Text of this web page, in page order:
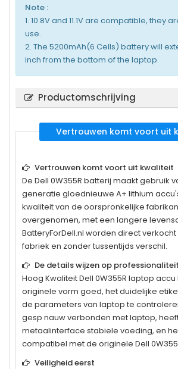
Note :
1. 10.8V and 11.1V are compatible, they
use.
2. The 5200mAh(6 Cells) battery will
inch from the bottom of the laptop.
Productomschrijving
Vertrouwen komt voort uit
Vertrouwen komt voort uit kwaliteit
De Dell 0W355R batterij maakt gebruik
generatie gloednieuwe A+ lithium
kwaliteit van de oorspronkelijke
overgenomen, met een langere
BatteryForDell.nl worden direct
fabriek en zonder tussentijds verschil.
De details wijzen op professionaliteit
Hoog KwaliteitDell 0W355R laptop accu
originele vorm goed, het duidelijke
de parameters van laptop te
gesp nauw verbonden met laptop,
metaalinterface stabiele voeding, en het
compatibel met de originele Dell
Veiligheid eerst